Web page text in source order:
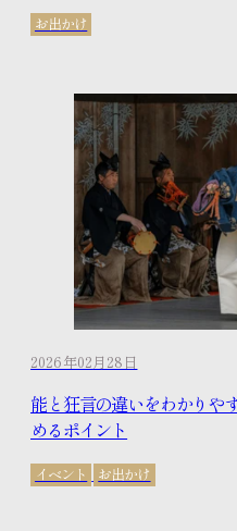
お出かけ
2026年02月28日
能と狂言の違いをわかりや
めるポイント
イベント お出かけ